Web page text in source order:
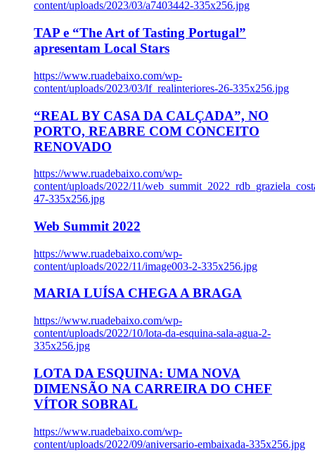
content/uploads/2023/03/a7403442-335x256.jpg
TAP e “The Art of Tasting Portugal”
apresentam Local Stars
https://www.ruadebaixo.com/wp-
content/uploads/2023/03/lf_realinteriores-26-335x256.jpg
“REAL BY CASA DA CALÇADA”, NO
PORTO, REABRE COM CONCEITO
RENOVADO
https://www.ruadebaixo.com/wp-
content/uploads/2022/11/
47-335x256.jpg
Web Summit 2022
https://www.ruadebaixo.com/wp-
content/uploads/2022/11/image003-2-335x256.jpg
MARIA LUÍSA CHEGA A BRAGA
https://www.ruadebaixo.com/wp-
content/uploads/2022/10/lota-da-esquina-sala-agua-2-
335x256.jpg
LOTA DA ESQUINA: UMA NOVA
DIMENSÃO NA CARREIRA DO CHEF
VÍTOR SOBRAL
https://www.ruadebaixo.com/wp-
content/uploads/2022/09/aniversario-embaixada-335x256.jpg